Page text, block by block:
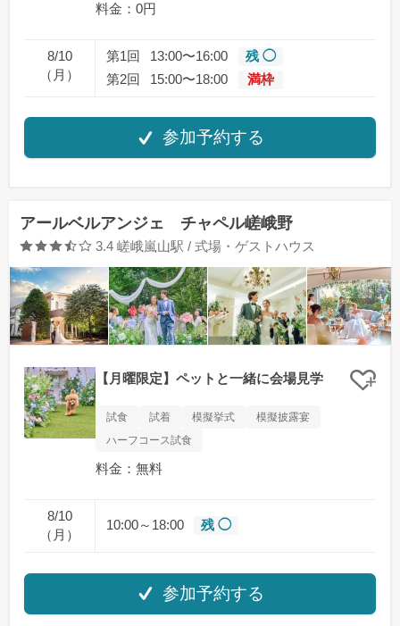
料金：0円
8/10
（月）
第1回 13:00〜16:00
残 ◯
第2回
15:00〜18:00 満枠
参加予約する
アールベルアンジェ チャペル嵯峨野
口コミ評価
3.4 嵯峨嵐山駅 / 式場・ゲストハウス
【月曜限定】ペットと一緒に会場見学
クリ
試食 試着 模擬挙式
模擬披露宴
ハーフコース試食
料金：無料
8/10
（月）
10:00～18:00 残 ◯
参加予約する